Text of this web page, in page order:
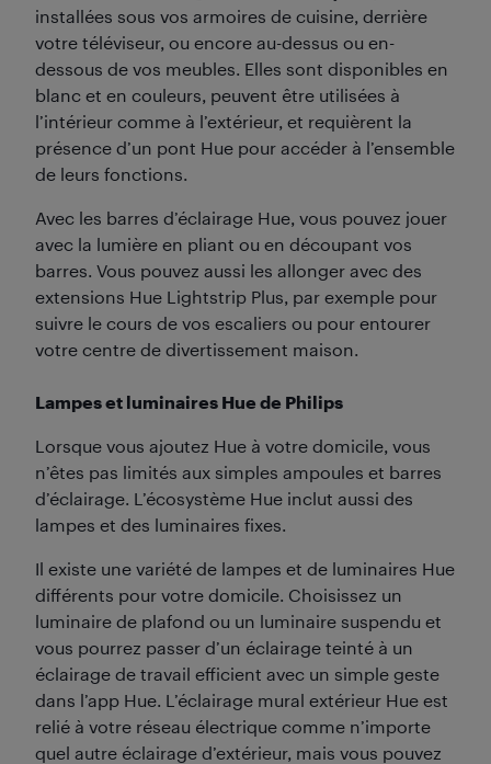
installées sous vos armoires de cuisine, derrière
votre téléviseur, ou encore au-dessus ou en-
dessous de vos meubles. Elles sont disponibles en
blanc et en couleurs, peuvent être utilisées à
l’intérieur comme à l’extérieur, et requièrent la
présence d’un pont Hue pour accéder à l’ensemble
de leurs fonctions.
Avec les barres d’éclairage Hue, vous pouvez jouer
avec la lumière en pliant ou en découpant vos
barres. Vous pouvez aussi les allonger avec des
extensions Hue Lightstrip Plus, par exemple pour
suivre le cours de vos escaliers ou pour entourer
votre centre de divertissement maison.
Lampes et luminaires Hue de Philips
Lorsque vous ajoutez Hue à votre domicile, vous
n’êtes pas limités aux simples ampoules et barres
d’éclairage. L’écosystème Hue inclut aussi des
lampes et des luminaires fixes.
Il existe une variété de lampes et de luminaires Hue
différents pour votre domicile. Choisissez un
luminaire de plafond ou un luminaire suspendu et
vous pourrez passer d’un éclairage teinté à un
éclairage de travail efficient avec un simple geste
dans l’app Hue. L’éclairage mural extérieur Hue est
relié à votre réseau électrique comme n’importe
quel autre éclairage d’extérieur, mais vous pouvez